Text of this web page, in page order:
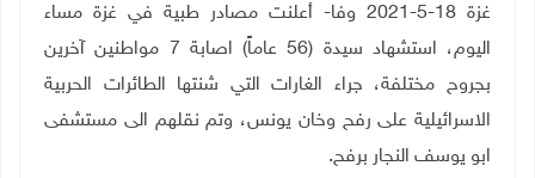
غزة 18-5-2021 وفا- أعلنت مصادر طبية في غزة مساء
اليوم، استشهاد سيدة (56 عاماً) اصابة 7 مواطنين آخرين
بجروح مختلفة، جراء الغارات التي شنتها الطائرات الحربية
الاسرائيلية على رفح وخان يونس، وتم نقلهم الى مستشفى
ابو يوسف النجار برفح.